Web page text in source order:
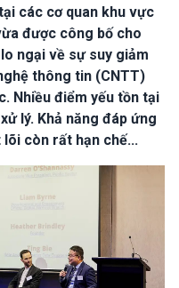
các cơ quan khu vực
được công bố cho
ngại về sự suy giảm
thông tin (CNTT)
Nhiều điểm yếu tồn tại
lý. Khả năng đáp ứng
còn rất hạn chế...